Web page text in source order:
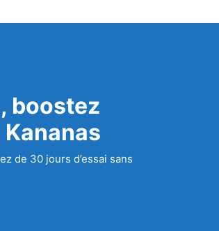
boostez
de 30 jours d’essai sans